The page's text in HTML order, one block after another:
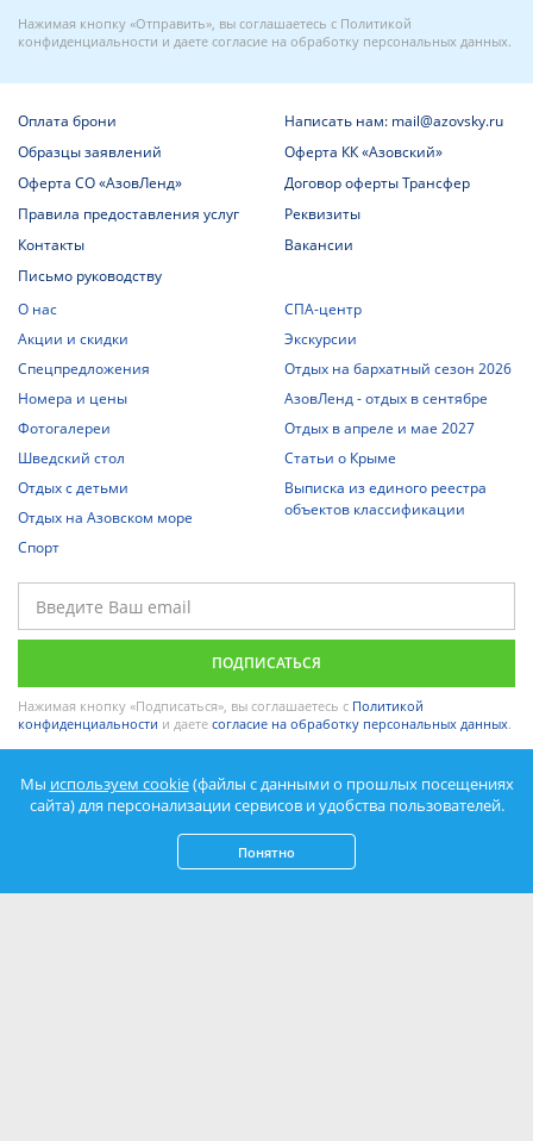
Нажимая кнопку «Отправить», вы соглашаетесь с Политикой
конфиденциальности и даете согласие на обработку персональных данных.
Оплата брони
Написать нам: mail@azovsky.ru
Образцы заявлений
Оферта КК «Азовский»
Оферта СО «АзовЛенд»
Договор оферты Трансфер
Правила предоставления услуг
Реквизиты
Контакты
Вакансии
Письмо руководству
О нас
Акции и скидки
Спецпредложения
Номера и цены
Фотогалереи
Шведский стол
Отдых с детьми
Отдых на Азовском море
Спорт
СПА-центр
Экскурсии
Отдых на бархатный сезон 2026
АзовЛенд - отдых в сентябре
Отдых в апреле и мае 2027
Статьи о Крыме
Выписка из единого реестра
объектов классификации
Нажимая кнопку «Подписаться», вы соглашаетесь с Политикой
конфиденциальности и даете согласие на обработку персональных данных.
Мы используем cookie(файлы с данными о прошлых посещениях
сайта) для персонализации сервисов и удобства пользователей.
Понятно